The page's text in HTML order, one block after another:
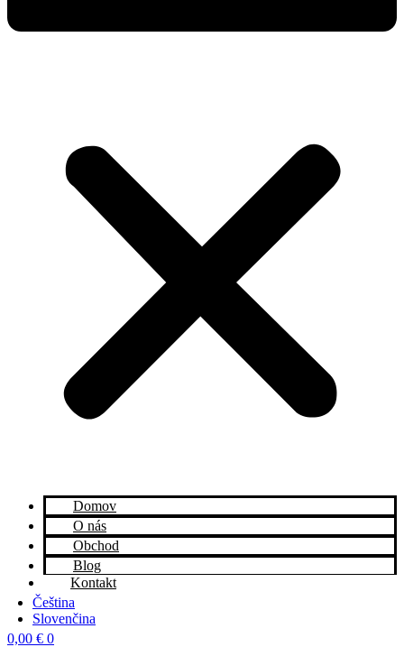
Domov
O nás
Obchod
Blog
Kontakt
Čeština
Slovenčina
0,00 € 0